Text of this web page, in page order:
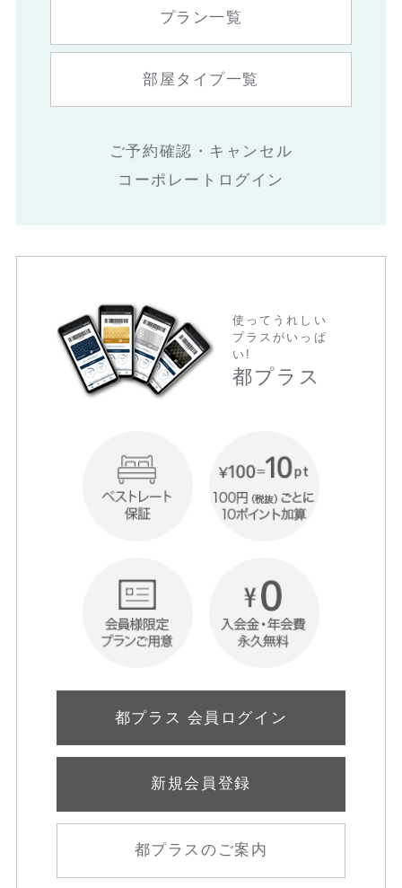
プラン一覧
部屋タイプ一覧
ご予約確認・キャンセル
コーポレートログイン
使ってうれしい
プラスがいっぱ
い!
都プラス
都プラス 会員ログイン
新規会員登録
都プラスのご案内